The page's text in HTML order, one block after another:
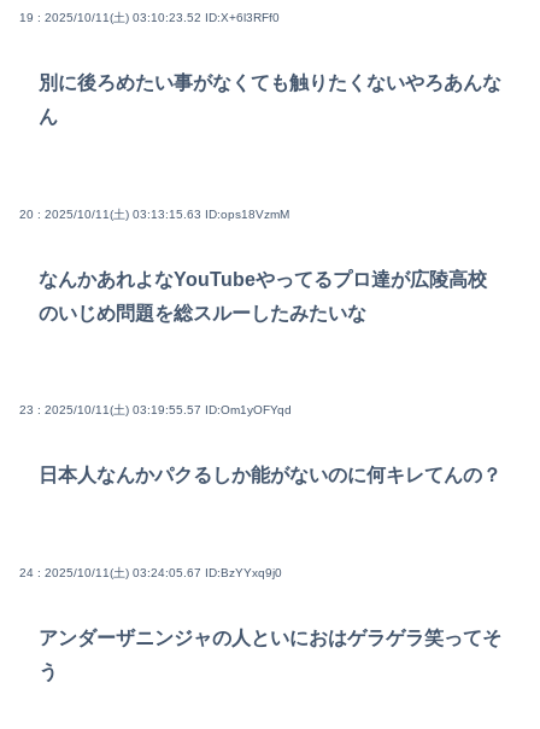
19 : 2025/10/11(土) 03:10:23.52 ID:X+6l3RFf0
別に後ろめたい事がなくても触りたくないやろあんな
ん
20 : 2025/10/11(土) 03:13:15.63 ID:ops18VzmM
なんかあれよなYouTubeやってるプロ達が広陵高校
のいじめ問題を総スルーしたみたいな
23 : 2025/10/11(土) 03:19:55.57 ID:Om1yOFYqd
日本人なんかパクるしか能がないのに何キレてんの？
24 : 2025/10/11(土) 03:24:05.67 ID:BzYYxq9j0
アンダーザニンジャの人といにおはゲラゲラ笑ってそ
う